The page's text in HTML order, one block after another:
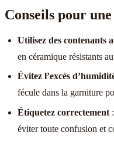
Conseils pour
Utilisez des contenants
en céramique résistants
Évitez l’excès
fécule dans la garniture
Étiquetez correctement
éviter toute confusion et